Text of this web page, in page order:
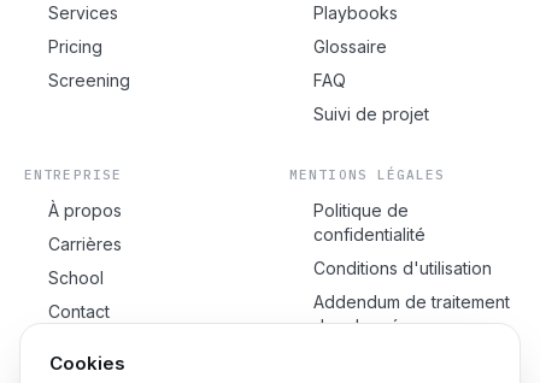
Services
Pricing
Screening
Playbooks
Glossaire
FAQ
Suivi de projet
ENTREPRISE
À propos
Carrières
School
Contact
MENTIONS LÉGALES
Politique de
confidentialité
Conditions d'utilisation
Addendum de traitement
des données
Cookies